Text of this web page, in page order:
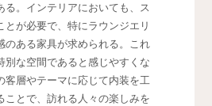
る。インテリアにおいても、ス
とが必要で、特にラウンジエリ
のある家具が求められる。これ
別な空間であると感じやすくな
客層やテーマに応じて内装を工
ことで、訪れる人々の楽しみを